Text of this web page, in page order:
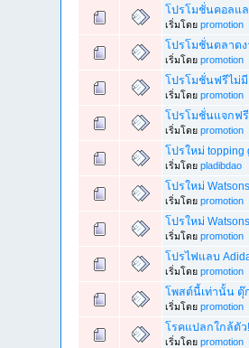
โปรโมชั่นคอลแล
เริ่มโดยpromotion
โปรโมชั่นตลาดง
เริ่มโดยpromotion
โปรโมชั่นฟรีไม่มี
เริ่มโดยpromotion
โปรโมชั่นแจกฟ
เริ่มโดยpromotion
โปรใหม่
เริ่มโดยpladibdao
โปรใหม่
เริ่มโดยpromotion
โปรใหม่
เริ่มโดยpromotion
โปรไฟแลบ
เริ่มโดยpromotion
โพสต์นี้เท่านั้น ตุ๊
เริ่มโดยpromotion
โรคแปลกใกล้ตัว
เริ่มโดยpromotion